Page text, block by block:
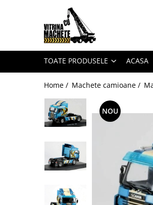
Toate Produsele
terasamente
Machete utilaje pentru drumuri
Alte machete de utilaje
Machete basculante
TOATE PRODUSELE ACASA
Home / Machete camioane /
NOU